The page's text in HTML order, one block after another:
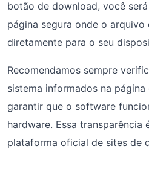
botão de download, você
página segura onde o
diretamente para o seu
Recomendamos sempre
sistema informados na
garantir que o software
hardware. Essa transparência
plataforma oficial de sites de